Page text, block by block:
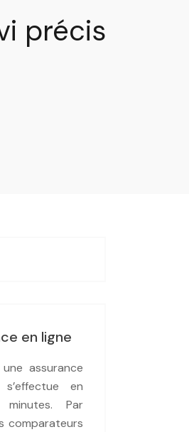
précis
en ligne
assurance
en
minutes. Par
comparateurs